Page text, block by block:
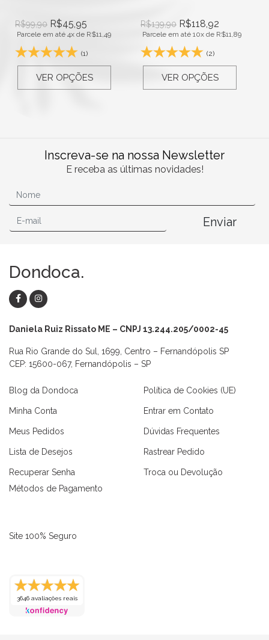
Macaquinhos
R$99,90 R$45,95
Parcele em até 4x de R$11,49
(1)
VER OPÇÕES
R$139,90 R$118,92
Parcele em até 10x de R$11,89
(2)
VER OPÇÕES
Inscreva-se na nossa Newsletter
E receba as últimas novidades!
Enviar
Dondoca.
Daniela Ruiz Rissato ME – CNPJ 13.244.205/0002-45
Rua Rio Grande do Sul, 1699, Centro – Fernandópolis SP
CEP: 15600-067, Fernandópolis – SP
Blog da Dondoca
Minha Conta
Meus Pedidos
Lista de Desejos
Recuperar Senha
Política de Cookies (UE)
Entrar em Contato
Dúvidas Frequentes
Rastrear Pedido
Troca ou Devolução
Métodos de Pagamento
Site 100% Seguro
3646 avaliações reais